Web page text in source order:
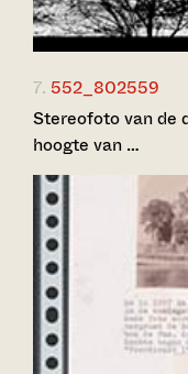
7. 552_802559
Stereofoto van de
hoogte van …